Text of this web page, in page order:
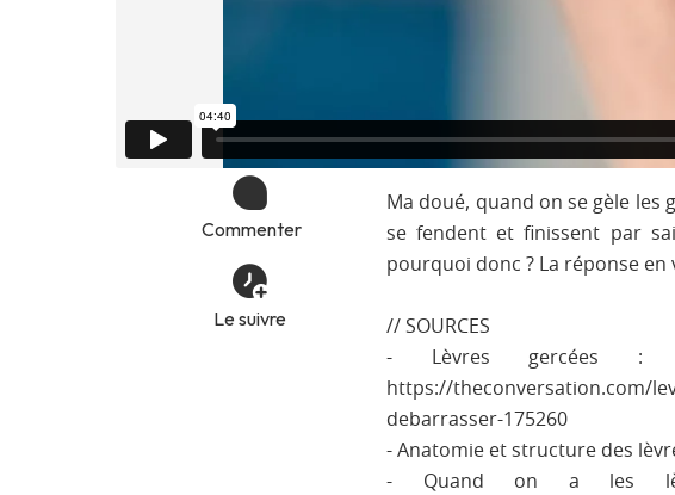
Commenter
Le suivre
Ma doué, quand on se gèle les
se fendent et finissent par
pourquoi donc ? La réponse en
// SOURCES
- Lèvres gercées :
https://theconversation.com/
debarrasser-175260
- Anatomie et structure des
- Quand on a les